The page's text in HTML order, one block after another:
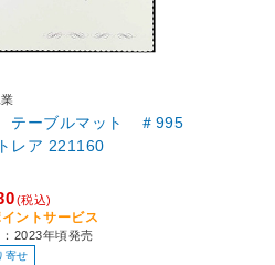
テーブルマット ＃995
カトレア 221160
(税込)
ントサービス
2023年頃発売
寄せ